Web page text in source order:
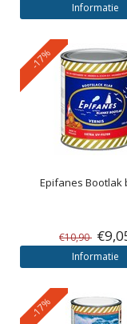
Informatie
-17%
Epifanes Bootlak
€10,90
Informatie
-17%